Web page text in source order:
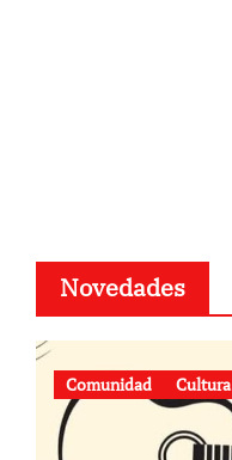
Novedades
Comunidad Cultura